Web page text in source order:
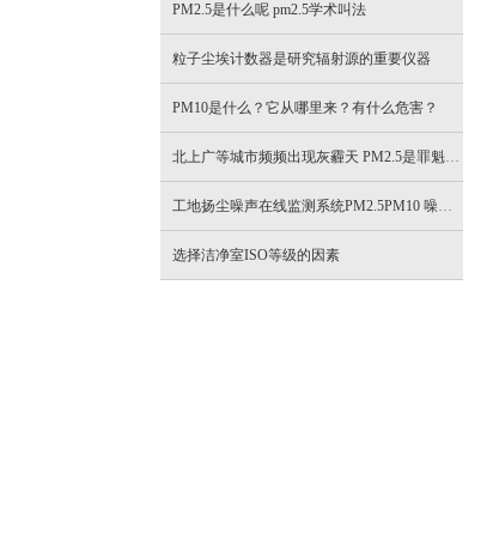
PM2.5是什么呢 pm2.5学术叫法
粒子尘埃计数器是研究辐射源的重要仪器
PM10是什么？它从哪里来？有什么危害？
北上广等城市频频出现灰霾天 PM2.5是罪魁祸首
工地扬尘噪声在线监测系统PM2.5PM10 噪声实时检测设备
选择洁净室ISO等级的因素